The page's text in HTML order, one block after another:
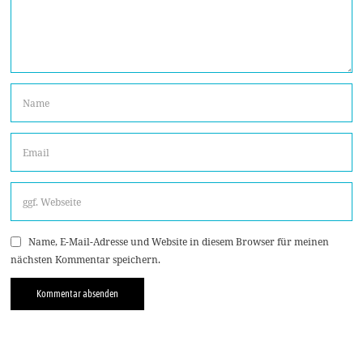
Name, E-Mail-Adresse und Website in diesem Browser für meinen
nächsten Kommentar speichern.